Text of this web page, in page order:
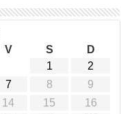
V S
D
1
2
7 8
9
14 15
16